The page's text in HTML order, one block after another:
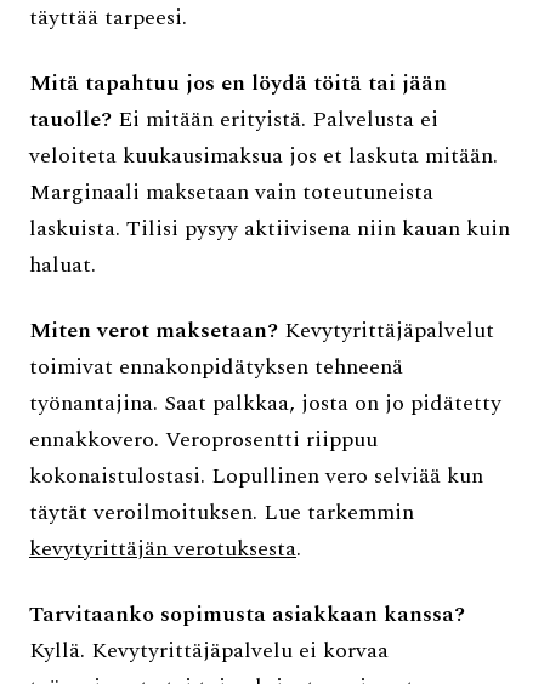
täyttää tarpeesi.
Mitä tapahtuu jos en löydä töitä tai jään
tauolle? Ei mitään erityistä. Palvelusta ei
veloiteta kuukausimaksua jos et laskuta mitään.
Marginaali maksetaan vain toteutuneista
laskuista. Tilisi pysyy aktiivisena niin kauan kuin
haluat.
Miten verot maksetaan? Kevytyrittäjäpalvelut
toimivat ennakonpidätyksen tehneenä
työnantajina. Saat palkkaa, josta on jo pidätetty
ennakkovero. Veroprosentti riippuu
kokonaistulostasi. Lopullinen vero selviää kun
täytät veroilmoituksen. Lue tarkemmin
kevytyrittäjän verotuksesta.
Tarvitaanko sopimusta asiakkaan kanssa?
Kyllä. Kevytyrittäjäpalvelu ei korvaa